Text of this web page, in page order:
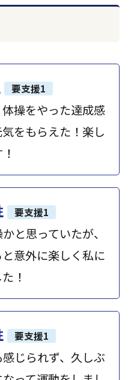
要支援1
操をやった達成感
をもらえた！楽し
要支援1
と思っていたが、
意外に楽しく私に
！
要支援1
じられず、久しぶ